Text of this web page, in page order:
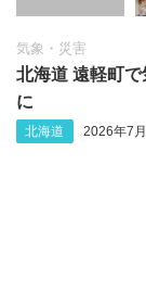
気象・災害
北海道 遠軽町
に
北海道 2026年7